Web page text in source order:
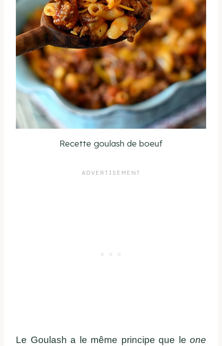
Recette goulash de boeuf
Le Goulash a le même principe que le one